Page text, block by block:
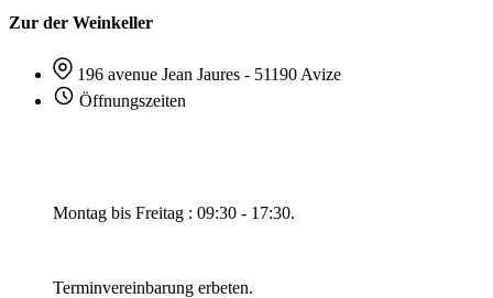
Zur der Weinkeller
196 avenue Jean Jaures - 51190 Avize
Öffnungszeiten
Montag bis Freitag : 09:30 - 17:30.
Terminvereinbarung erbeten.